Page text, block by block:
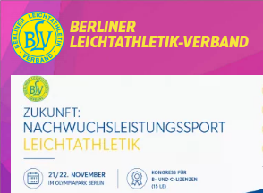
BERLINER
LEICHTATHLETIK-VERBAND